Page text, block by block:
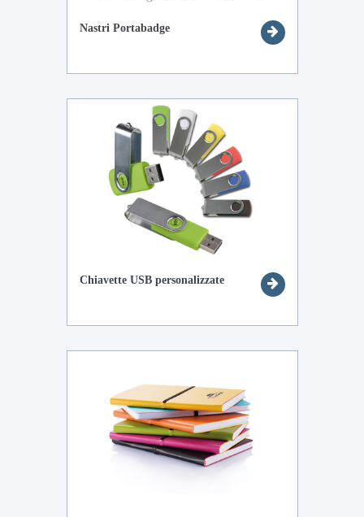
Nastri Portabadge
Chiavette USB personalizzate